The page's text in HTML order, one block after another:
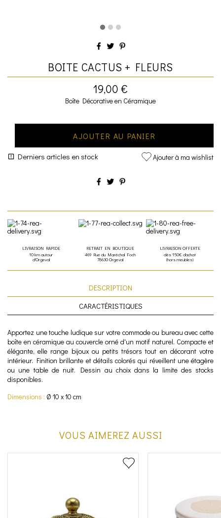
BOITE CACTUS + FLEURS
19,00 €
Boîte Décorative en Céramique
AJOUTER AU PANIER
Derniers articles en stock Ajouter à ma wishlist
LIVRAISON RAPIDE
10 km autour
d'Orgeval
RETRAIT EN BOUTIQUE
469 Rue du Maréchal Foch
78630 Orgeval
LIVRAISON OFFERTE
dès 150€ d'achat
(hors meubles)
DESCRIPTION
CARACTÉRISTIQUES
Apportez une touche ludique sur votre commode ou bureau avec cette
boîte en céramique au couvercle orné d'un motif naturel. Compacte et
élégante, elle range bijoux ou petits trésors tout en décorant votre
intérieur. Finition brillante et détails colorés qui réveillent une étagère
ou une table de nuit. Dessin au choix dans la limite des stocks
disponibles.
Dimensions : Ø 10 x 10 cm
VOUS AIMEREZ AUSSI